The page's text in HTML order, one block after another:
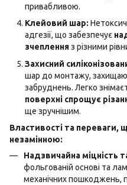
привабливою.
Клейовий шар:
адгезії, що забезпечує
зчепленняз різними
Захисний
шар до монтажу,
забруднень. Легко
поверхні спрощує
ще зручнішим.
Властивості та переваги,
незамінною:
Надзвичайна міцність
фольгованій основі та
механічних пошкоджень,